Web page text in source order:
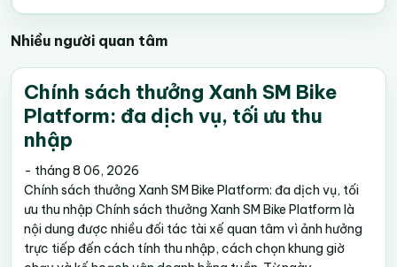
Nhiều người quan tâm
Chính sách thưởng Xanh SM Bike
Platform: đa dịch vụ, tối ưu thu
nhập
- tháng 8 06, 2026
Chính sách thưởng Xanh SM Bike Platform: đa dịch vụ, tối
ưu thu nhập Chính sách thưởng Xanh SM Bike Platform là
nội dung được nhiều đối tác tài xế quan tâm vì ảnh hưởng
trực tiếp đến cách tính thu nhập, cách chọn khung giờ